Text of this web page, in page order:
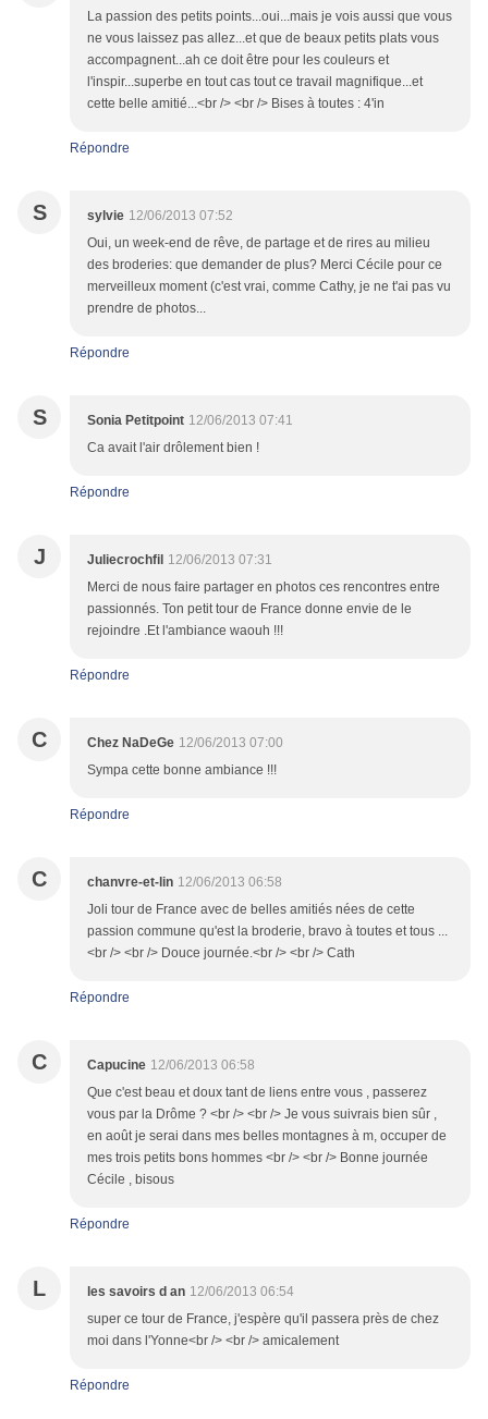
La passion des petits points...oui...mais je vois aussi que vous
ne vous laissez pas allez...et que de beaux petits plats vous
accompagnent...ah ce doit être pour les couleurs et
l'inspir...superbe en tout cas tout ce travail magnifique...et
cette belle amitié...<br /> <br /> Bises à toutes : 4'in
Répondre
S sylvie 12/06/2013 07:52
Oui, un week-end de rêve, de partage et de rires au milieu
des broderies: que demander de plus? Merci Cécile pour ce
merveilleux moment (c'est vrai, comme Cathy, je ne t'ai pas vu
prendre de photos...
Répondre
S Sonia Petitpoint 12/06/2013 07:41
Ca avait l'air drôlement bien !
Répondre
J Juliecrochfil 12/06/2013 07:31
Merci de nous faire partager en photos ces rencontres entre
passionnés. Ton petit tour de France donne envie de le
rejoindre .Et l'ambiance waouh !!!
Répondre
C Chez NaDeGe 12/06/2013 07:00
Sympa cette bonne ambiance !!!
Répondre
C chanvre-et-lin 12/06/2013 06:58
Joli tour de France avec de belles amitiés nées de cette
passion commune qu'est la broderie, bravo à toutes et tous ...
<br /> <br /> Douce journée.<br /> <br /> Cath
Répondre
C Capucine 12/06/2013 06:58
Que c'est beau et doux tant de liens entre vous , passerez
vous par la Drôme ? <br /> <br /> Je vous suivrais bien sûr ,
en août je serai dans mes belles montagnes à m, occuper de
mes trois petits bons hommes <br /> <br /> Bonne journée
Cécile , bisous
Répondre
L les savoirs d an 12/06/2013 06:54
super ce tour de France, j'espère qu'il passera près de chez
moi dans l'Yonne<br /> <br /> amicalement
Répondre